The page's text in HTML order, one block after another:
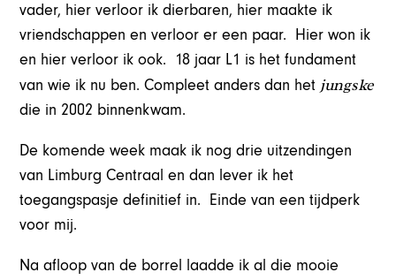
vader, hier verloor ik dierbaren, hier maakte ik
vriendschappen en verloor er een paar. Hier won ik
en hier verloor ik ook. 18 jaar L1 is het fundament
van wie ik nu ben. Compleet anders dan het jungske
die in 2002 binnenkwam.
De komende week maak ik nog drie uitzendingen
van Limburg Centraal en dan lever ik het
toegangspasje definitief in. Einde van een tijdperk
voor mij.
Na afloop van de borrel laadde ik al die mooie